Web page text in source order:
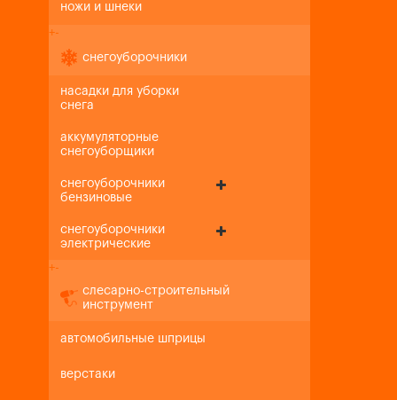
ножи и шнеки
+-
снегоуборочники
насадки для уборки
снега
аккумуляторные
снегоуборщики
снегоуборочники
бензиновые
снегоуборочники
электрические
+-
слесарно-строительный
инструмент
автомобильные шприцы
верстаки